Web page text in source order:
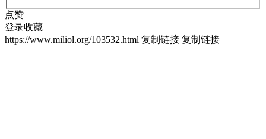
点赞
登录收藏
https://www.miliol.org/103532.html 复制链接 复制链接